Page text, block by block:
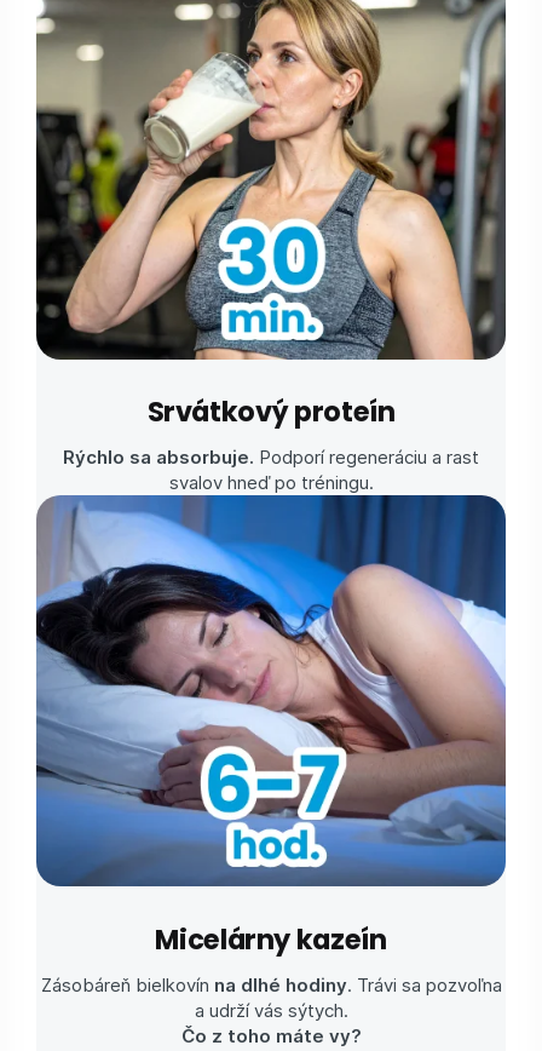
Srvátkový proteín
Rýchlo sa absorbuje. Podporí regeneráciu a rast
svalov hneď po tréningu.
Micelárny kazeín
Zásobáreň bielkovín na dlhé hodiny. Trávi sa pozvoľna
a udrží vás sýtych.
Čo z toho máte vy?